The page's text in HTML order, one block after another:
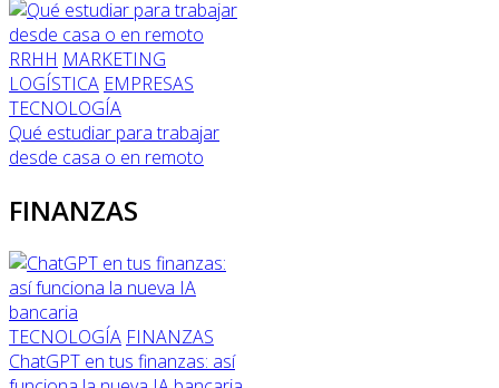
RRHH MARKETING
LOGÍSTICA EMPRESAS
TECNOLOGÍA
Qué estudiar para trabajar
desde casa o en remoto
FINANZAS
TECNOLOGÍA FINANZAS
ChatGPT en tus finanzas: así